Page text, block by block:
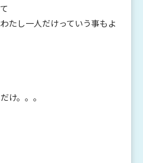
たし一人だけっていう事もよ
け。。。